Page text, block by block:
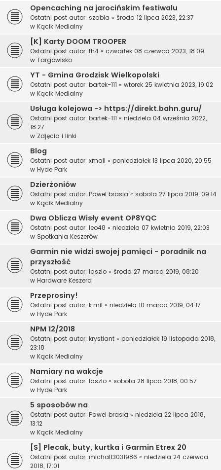
Opencaching na jarocińskim festiwalu
Ostatni post autor: szabla « środa 12 lipca 2023, 22:37
w Kącik Medialny
[K] Karty DOOM TROOPER
Ostatni post autor: th4 « czwartek 08 czerwca 2023, 18:09
w Targowisko
YT - Gmina Grodzisk Wielkopolski
Ostatni post autor: bartek-111 « wtorek 25 kwietnia 2023, 19:02
w Kącik Medialny
Usługa kolejowa -> https://direkt.bahn.guru/
Ostatni post autor: bartek-111 « niedziela 04 września 2022,
18:27
w Zdjęcia i linki
Blog
Ostatni post autor: xmall « poniedziałek 13 lipca 2020, 20:55
w Hyde Park
Dzierżoniów
Ostatni post autor: Pawel brasia « sobota 27 lipca 2019, 09:14
w Kącik Medialny
Dwa Oblicza Wisły event OP8YQC
Ostatni post autor: leo48 « niedziela 07 kwietnia 2019, 22:03
w Spotkania Keszerów
Garmin nie widzi swojej pamięci - poradnik na
przyszłość
Ostatni post autor: laszlo « środa 27 marca 2019, 08:20
w Hardware Keszera
Przeprosiny!
Ostatni post autor: k.mil « niedziela 10 marca 2019, 04:17
w Hyde Park
NPM 12/2018
Ostatni post autor: krystiant « poniedziałek 19 listopada 2018,
23:18
w Kącik Medialny
Namiary na wakcje
Ostatni post autor: laszlo « sobota 28 lipca 2018, 00:57
w Hyde Park
5 sposobów na
Ostatni post autor: Pawel brasia « niedziela 22 lipca 2018,
13:12
w Kącik Medialny
[S] Plecak, buty, kurtka i Garmin Etrex 20
Ostatni post autor: michal13031986 « niedziela 24 czerwca
2018, 17:01